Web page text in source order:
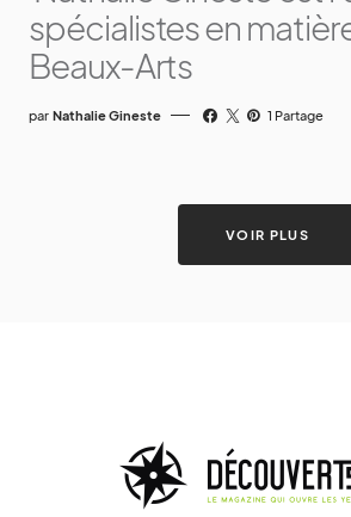
spécialistes en
Beaux-Arts
par Nathalie Gineste 1 Partage
VOIR PLUS